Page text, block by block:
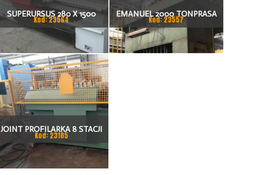
SUPERURSUS 280 X 1500
TOKARKA
Kod: 23564
EMANUEL 2000 TONPRASA
HYDRAULICZNA 3200 X 2000
Kod: 23557
JOINT PROFILARKA 8 STACJI
Kod: 23185